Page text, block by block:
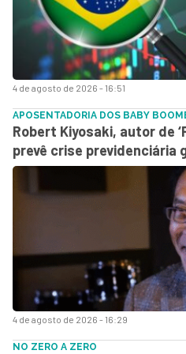
4 de agosto de 2026 - 16:51
4 de agosto de 2026 - 16:29
APOSENTADORIA DOS BABY
Robert Kiyosaki, autor de
prevê crise previdenciária
NO ZERO A ZERO